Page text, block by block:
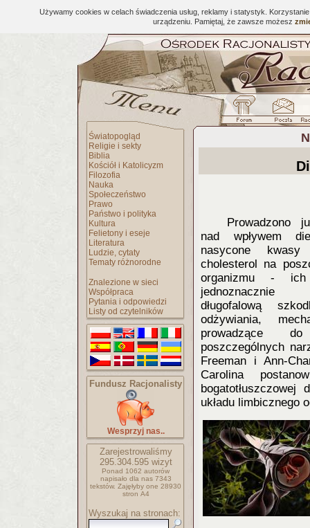
Używamy cookies w celach świadczenia usług, reklamy i statystyk.
urządzeniu. Pamiętaj, że zawsze możesz
Światopogląd
Religie i sekty
Biblia
Kościół i Katolicyzm
Filozofia
Nauka
Społeczeństwo
Prawo
Państwo i polityka
Kultura
Felietony i eseje
Literatura
Ludzie, cytaty
Tematy różnorodne
Znalezione w sieci
Współpraca
Pytania i odpowiedzi
Listy od czytelników
Fundusz Racjonalisty
Wesprzyj nas..
Zarejestrowaliśmy
295.304.595wizyt
Ponad 1062 autorów
napisało dla nas 7343
tekstów. Zajęłyby one 28930
stron A4
Wyszukaj na stronach:
Prowadzono
nad wpływem
nasycone
cholesterol na
organizmu -
jednoznacznie
długofalową
odżywiania,
prowadzące do
poszczególnych
Freeman i Ann-
Carolina
układu limbicznego